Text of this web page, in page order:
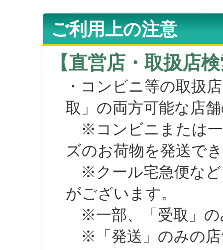
ご利用上の注意
【直営店・取扱店
・コンビニ等の取扱
取」の両方可能な店
※コンビニまたは一
ズのお荷物を発送で
※クール宅急便など
がございます。
※一部、「受取」の
※「発送」のみの店